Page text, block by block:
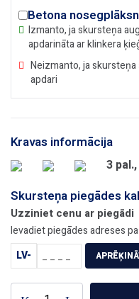
Betona
Izmanto, ja skursteņa
apdarināta ar klinkera
Neizmanto, ja
apdari
Kravas informācija
3 pal.,
Skursteņa piegādes
Uzziniet cenu ar piegādi
Ievadiet piegādes adreses
LV-